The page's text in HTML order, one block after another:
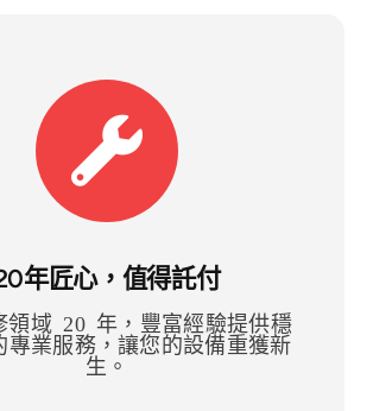
年匠心，值得託付
領域 20 年，豐富經驗提供穩
專業服務，讓您的設備重獲新
生。